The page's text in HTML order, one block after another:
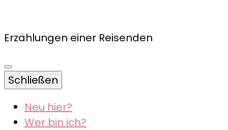
Erzählungen einer Reisenden
Schließen
Neu hier?
Wer bin ich?